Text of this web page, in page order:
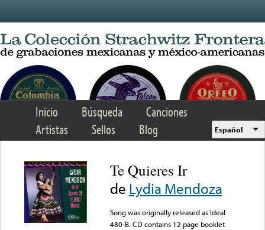
Inicio Búsqueda
Canciones
Artistas
Sellos Blog Español
Te Quieres Ir
de Lydia Mendoza
Song was originally released as Ideal
480-B. CD contains 12 page booklet